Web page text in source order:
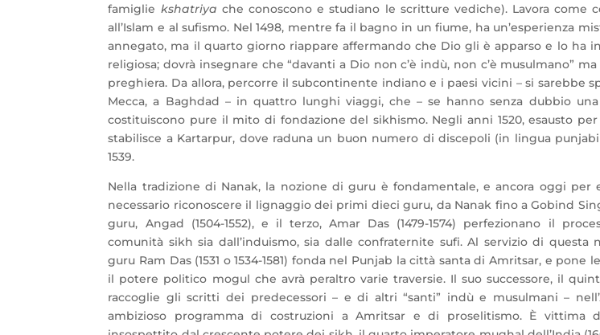
famiglie kshatriya che conoscono e studiano le scritture vediche). Lavora come
all’Islam e al sufismo. Nel 1498, mentre fa il bagno in un fiume, ha un’esperienza
annegato, ma il quarto giorno riappare affermando che Dio gli è apparso e lo ha
religiosa; dovrà insegnare che “davanti a Dio non c’è indù, non c’è musulmano”
preghiera. Da allora, percorre il subcontinente indiano e i paesi vicini – si sarebbe
Mecca, a Baghdad – in quattro lunghi viaggi, che – se hanno senza dubbio
costituiscono pure il mito di fondazione del sikhismo. Negli anni 1520, esausto
stabilisce a Kartarpur, dove raduna un buon numero di discepoli (in lingua
1539.
Nella tradizione di Nanak, la nozione di guru è fondamentale, e ancora oggi per
necessario riconoscere il lignaggio dei primi dieci guru, da Nanak fino a Gobind
guru, Angad (1504-1552), e il terzo, Amar Das (1479-1574) perfezionano il
comunità sikh sia dall’induismo, sia dalle confraternite sufi. Al servizio di questa
guru Ram Das (1531 o 1534-1581) fonda nel Punjab la città santa di Amritsar, e pone
il potere politico mogul che avrà peraltro varie traversie. Il suo successore, il
raccoglie gli scritti dei predecessori – e di altri “santi” indù e musulmani – nell’
ambizioso programma di costruzioni a Amritsar e di proselitismo. È vittima